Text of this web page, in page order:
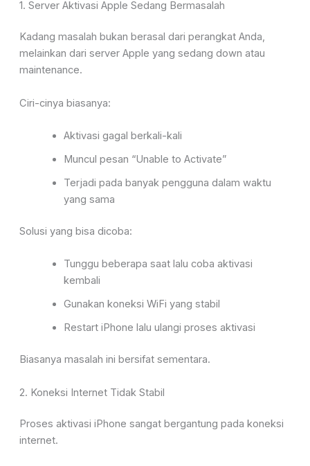
1. Server Aktivasi Apple Sedang Bermasalah
Kadang masalah bukan berasal dari perangkat Anda,
melainkan dari server Apple yang sedang down atau
maintenance.
Ciri-cinya biasanya:
Aktivasi gagal berkali-kali
Muncul pesan “Unable to Activate”
Terjadi pada banyak pengguna dalam waktu
yang sama
Solusi yang bisa dicoba:
Tunggu beberapa saat lalu coba aktivasi
kembali
Gunakan koneksi WiFi yang stabil
Restart iPhone lalu ulangi proses aktivasi
Biasanya masalah ini bersifat sementara.
2. Koneksi Internet Tidak Stabil
Proses aktivasi iPhone sangat bergantung pada koneksi
internet.